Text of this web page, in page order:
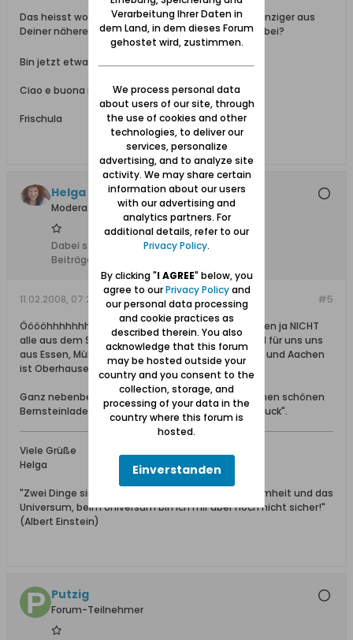
Das heisst wohl, Du machst mal ein Treffen für Danziger aus
Deiner näheren Umgebung? Ist S. G. dann auch dabei?
Bin jetzt etwas enttäuscht
Ciao e buona notte
Frischula
Helga +, Ehrenmitglied
Moderatorin
Dabei seit:
10.02.2008
Beiträge:
#5
11.02.2008, 07:23
Ööööhhhhhhhhhhhh, da fehlte ein Wort. Es kommen ja NICHT
alle aus dem Süden, sollte es natürlich heißen und für uns uns
aus Essen, Mülheim, Duisburg oder auch noch Köln und Aachen
ist Oberhausen ja keine große Entfernung.
Ganz nebenbei gibts in Oberhausen auch noch einen schönen
Bernsteinladen namens "Danziger Bernsteinschmuck".
Viele Grüße
Helga
"Zwei Dinge sind unendlich, die menschliche Dummheit und das
Universum, beim Universum bin ich mir aber noch nicht sicher!"
(Albert Einstein)
Putzig
Forum-Teilnehmer
Verarbeitung Ihrer Daten in
dem Land, in dem dieses Forum
gehostet wird, zustimmen.
We process personal data
about users of our site, through
the use of cookies and other
technologies, to deliver our
services, personalize
advertising, and to analyze site
activity. We may share certain
information about our users
with our advertising and
analytics partners. For
additional details, refer to our
Privacy Policy.
By clicking "I AGREE" below, you
agree to ourPrivacy Policyand
our personal data processing
and cookie practices as
described therein. You also
acknowledge that this forum
may be hosted outside your
country and you consent to the
collection, storage, and
processing of your data in the
country where this forum is
hosted.
Einverstanden